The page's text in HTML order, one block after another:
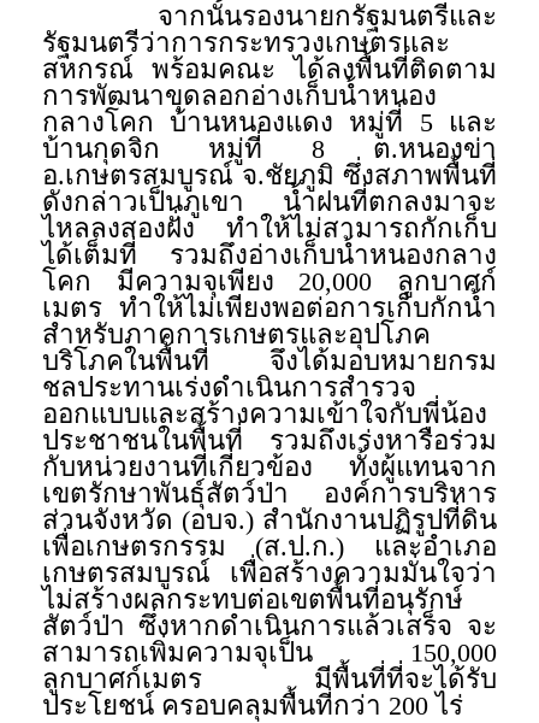
จากนั้นรองนายกรัฐมนตรีและ
รัฐมนตรีว่าการกระทรวงเกษตรและ
สหกรณ์ พร้อมคณะ ได้ลงพื้นที่ติดตาม
การพัฒนาขุดลอกอ่างเก็บน้ำหนอง
กลางโคก บ้านหนองแดง หมู่ที่ 5 และ
บ้านกุดจิก หมู่ที่ 8 ต.หนองข่า
อ.เกษตรสมบูรณ์ จ.ชัยภูมิ ซึ่งสภาพพื้นที่
ดังกล่าวเป็นภูเขา น้ำฝนที่ตกลงมาจะ
ไหลลงสองฝั่ง ทำให้ไม่สามารถกักเก็บ
ได้เต็มที่ รวมถึงอ่างเก็บน้ำหนองกลาง
โคก มีความจุเพียง 20,000 ลูกบาศก์
เมตร ทำให้ไม่เพียงพอต่อการเก็บกักน้ำ
สำหรับภาคการเกษตรและอุปโภค
บริโภคในพื้นที่ จึงได้มอบหมายกรม
ชลประทานเร่งดำเนินการสำรวจ
ออกแบบและสร้างความเข้าใจกับพี่น้อง
ประชาชนในพื้นที่ รวมถึงเร่งหารือร่วม
กับหน่วยงานที่เกี่ยวข้อง ทั้งผู้แทนจาก
เขตรักษาพันธุ์สัตว์ป่า องค์การบริหาร
ส่วนจังหวัด (อบจ.) สำนักงานปฏิรูปที่ดิน
เพื่อเกษตรกรรม (ส.ป.ก.) และอำเภอ
เกษตรสมบูรณ์ เพื่อสร้างความมั่นใจว่า
ไม่สร้างผลกระทบต่อเขตพื้นที่อนุรักษ์
สัตว์ป่า ซึ่งหากดำเนินการแล้วเสร็จ จะ
สามารถเพิ่มความจุเป็น 150,000
ลูกบาศก์เมตร มีพื้นที่ที่จะได้รับ
ประโยชน์ ครอบคลุมพื้นที่กว่า 200 ไร่